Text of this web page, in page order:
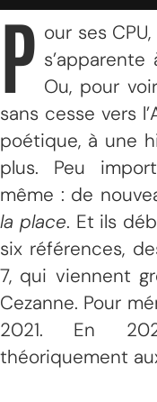
P our ses
Ou, pour
sans cesse vers
poétique, à une
plus. Peu
même : de
la place. Et ils
six références,
7, qui viennent
Cezanne. Pour
2021. En
théoriquement